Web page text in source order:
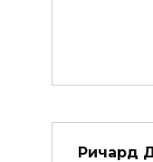
Ричард